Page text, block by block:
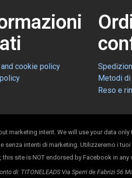
cookie policy
Metodi
Reso e
marketing intent. We will use your data
senza intenti di marketing. Utilizzeremo i
site is NOT endorsed by Facebook in
di: TITONELEADS Via Sperri de Fabrizi 56